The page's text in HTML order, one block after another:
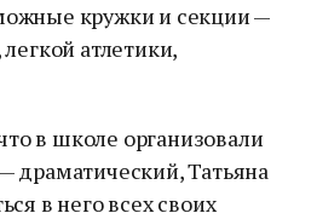
кружки и секции —
атлетики,
в школе организовали
драматический, Татьяна
в него всех своих